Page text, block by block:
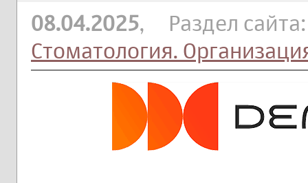
08.04.2025, Раздел
Стоматология.